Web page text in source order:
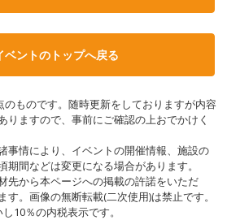
ベントのトップへ戻る
ものです。随時更新をしておりますが内容
りますので、事前にご確認の上おでかけく
事情により、イベントの開催情報、施設の
間などは変更になる場合があります。
先から本ページへの掲載の許諾をいただ
す。画像の無断転載(二次使用)は禁止です。
10％の内税表示です。